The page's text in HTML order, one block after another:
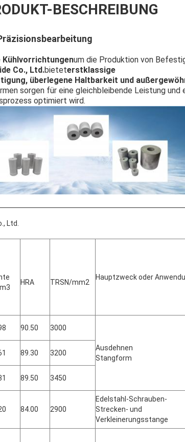
BESCHREIBUNG
um die Produktion von
Co., Ltd.bieteterstklassige
überlegene Haltbarkeit und
sorgen für eine gleichbleibende Leistung und
optimiert wird.
Ltd.
HRA TRSN/mm2
Hauptzweck oder
90.50 3000
Ausdehnen
Stangform
89.30 3200
89.50 3450
84.00 2900
Edelstahl-Schrauben-
Strecken- und
Verkleinerungsstange